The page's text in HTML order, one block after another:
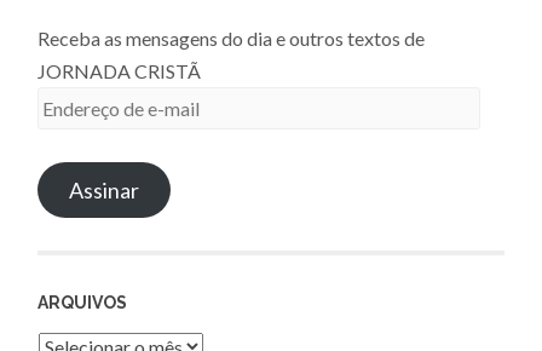
Receba as mensagens do dia e outros textos de
JORNADA CRISTÃ
Endereço
e-
mailAssinar
ARQUIVOS
Arquivos